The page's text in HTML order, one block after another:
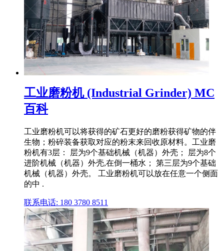
工业磨粉机 (Industrial Grinder) MC
百科
工业磨粉机可以将获得的矿石更好的磨粉获得矿物的伴
生物；粉碎装备获取对应的粉末来回收原材料。工业磨
粉机有3层： 层为9个基础机械（机器）外壳； 层为8个
进阶机械（机器）外壳,在倒一桶水； 第三层为9个基础
机械（机器）外壳。 工业磨粉机可以放在任意一个侧面
的中 .
联系电话: 180 3780 8511